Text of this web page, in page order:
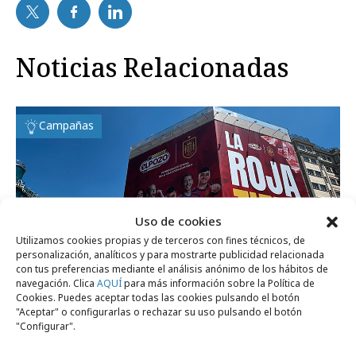
Uso de cookies
Utilizamos cookies propias y de terceros con fines técnicos, de
personalización, analíticos y para mostrarte publicidad relacionada
con tus preferencias mediante el análisis anónimo de los hábitos de
navegación. Clica AQUÍpara más información sobre la Política de
Cookies. Puedes aceptar todas las cookies pulsando el botón
"Aceptar" o configurarlas o rechazar su uso pulsando el botón
"Configurar".
Noticias Relacionadas
Campañas